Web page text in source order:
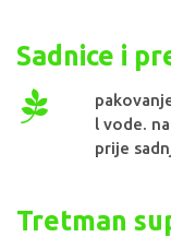
Sadnice i
l vode.
prije
Tretman